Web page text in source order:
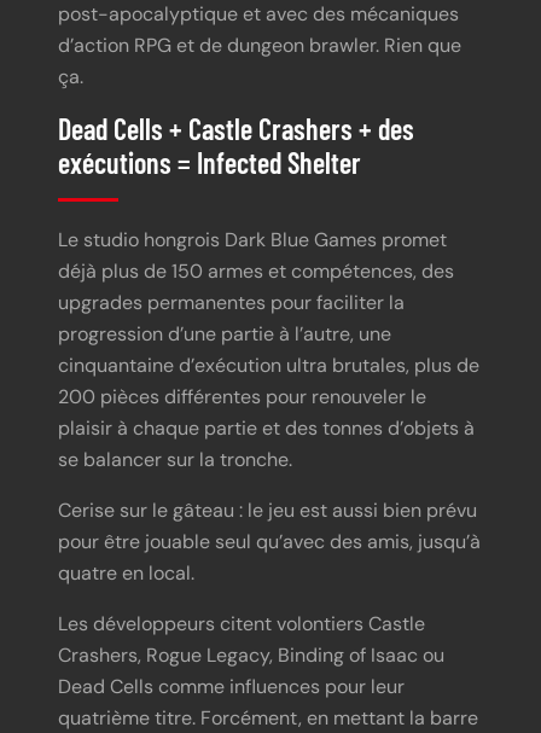
post-apocalyptique et avec des mécaniques
d’action RPG et de dungeon brawler. Rien que
ça.
Dead Cells + Castle Crashers + des
exécutions = Infected Shelter
Le studio hongrois Dark Blue Games promet
déjà plus de 150 armes et compétences, des
upgrades permanentes pour faciliter la
progression d’une partie à l’autre, une
cinquantaine d’exécution ultra brutales, plus de
200 pièces différentes pour renouveler le
plaisir à chaque partie et des tonnes d’objets à
se balancer sur la tronche.
Cerise sur le gâteau : le jeu est aussi bien prévu
pour être jouable seul qu’avec des amis, jusqu’à
quatre en local.
Les développeurs citent volontiers Castle
Crashers, Rogue Legacy, Binding of Isaac ou
Dead Cells comme influences pour leur
quatrième titre. Forcément, en mettant la barre